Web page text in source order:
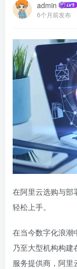
admin
6个月前发布
在阿里云选购与部
轻松上手。
在当今数字化浪潮
乃至大型机构构
服务提供商，阿里